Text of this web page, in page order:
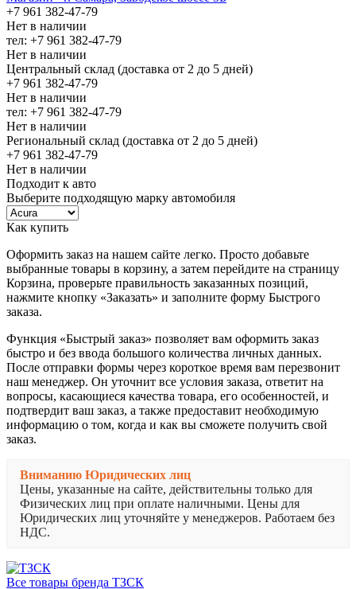
+7 961 382-47-79
Нет в наличии
тел: +7 961 382-47-79
Нет в наличии
Центральный склад (доставка от 2 до 5 дней)
+7 961 382-47-79
Нет в наличии
тел: +7 961 382-47-79
Нет в наличии
Региональный склад (доставка от 2 до 5 дней)
+7 961 382-47-79
Нет в наличии
Подходит к авто
Выберите подходящую марку автомобиля
Как купить
Оформить заказ на нашем сайте легко. Просто добавьте
выбранные товары в корзину, а затем перейдите на страницу
Корзина, проверьте правильность заказанных позиций,
нажмите кнопку «Заказать» и заполните форму Быстрого
заказа.
Функция «Быстрый заказ» позволяет вам оформить заказ
быстро и без ввода большого количества личных данных.
После отправки формы через короткое время вам перезвонит
наш менеджер. Он уточнит все условия заказа, ответит на
вопросы, касающиеся качества товара, его особенностей, и
подтвердит ваш заказ, а также предоставит необходимую
информацию о том, когда и как вы сможете получить свой
заказ.
Вниманию Юридических лиц
Цены, указанные на сайте, действительны только для
Физических лиц при оплате наличными. Цены для
Юридических лиц уточняйте у менеджеров. Работаем без
НДС.
Все товары бренда ТЗСК